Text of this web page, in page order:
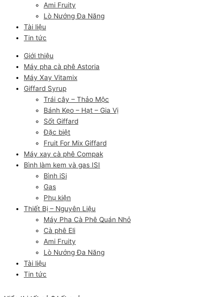
Ami Fruity
Lò Nướng Đa Năng
Tài liệu
Tin tức
Giới thiệu
Máy pha cà phê Astoria
Máy Xay Vitamix
Giffard Syrup
Trái cây – Thảo Mộc
Bánh Kẹo – Hạt – Gia Vị
Sốt Giffard
Đặc biệt
Fruit For Mix Giffard
Máy xay cà phê Compak
Bình làm kem và gas ISI
Bình iSi
Gas
Phụ kiện
Thiết Bị – Nguyên Liệu
Máy Pha Cà Phê Quán Nhỏ
Cà phê Eli
Ami Fruity
Lò Nướng Đa Năng
Tài liệu
Tin tức